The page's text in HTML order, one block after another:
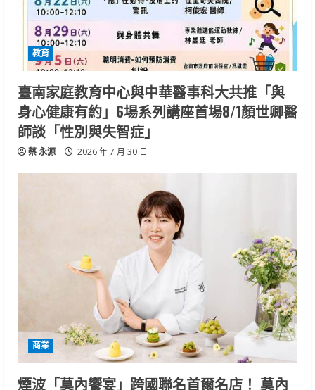
教育
臺南家庭教育中心與中華醫事科大共推「與
身心健康有約」6場系列講座首場8/1顏世卿醫
師談「性別與失智症」
蔡 永源 2026 年 7 月 30 日
商業
煙波「莫內饗宴」跨國聯名首爾名店！ 莫內